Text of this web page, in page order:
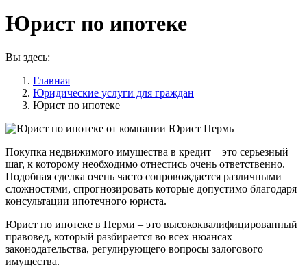
Юрист по ипотеке
Вы здесь:
Главная
Юридические услуги для граждан
Юрист по ипотеке
Покупка недвижимого имущества в кредит – это серьезный
шаг, к которому необходимо отнестись очень ответственно.
Подобная сделка очень часто сопровождается различными
сложностями, спрогнозировать которые допустимо благодаря
консультации ипотечного юриста.
Юрист по ипотеке в Перми – это высококвалифицированный
правовед, который разбирается во всех нюансах
законодательства, регулирующего вопросы залогового
имущества.